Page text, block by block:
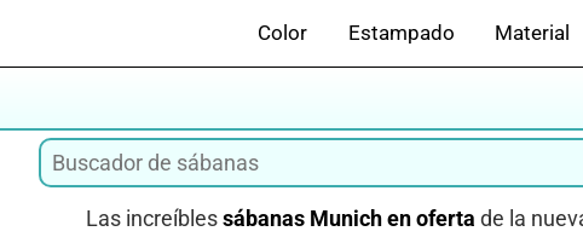
contenido
Color Estampado Material
Las increíblessábanas Munich en oferta de la